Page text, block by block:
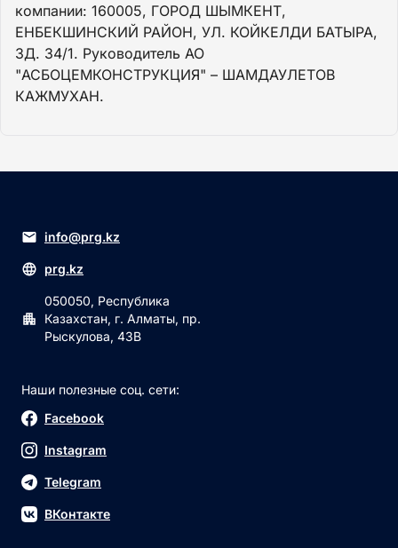
компании: 160005, ГОРОД ШЫМКЕНТ,
ЕНБЕКШИНСКИЙ РАЙОН, УЛ. КОЙКЕЛДИ БАТЫРА,
ЗД. 34/1. Руководитель АО
"АСБОЦЕМКОНСТРУКЦИЯ" – ШАМДАУЛЕТОВ
КАЖМУХАН.
info@prg.kz
prg.kz
050050, Республика
Казахстан, г. Алматы, пр.
Рыскулова, 43В
Наши полезные соц. сети:
Facebook
Instagram
Telegram
ВКонтакте